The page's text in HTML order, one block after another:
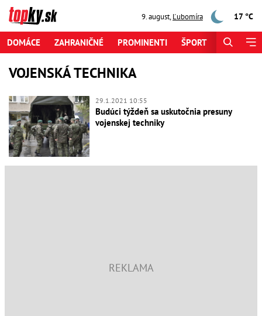
9. august,Ľubomíra 17 °C
DOMÁCE ZAHRANIČNÉ PROMINENTI ŠPORT
VOJENSKÁ TECHNIKA
29.1.2021 10:55
Budúci týždeň sa uskutočnia presuny
vojenskej techniky